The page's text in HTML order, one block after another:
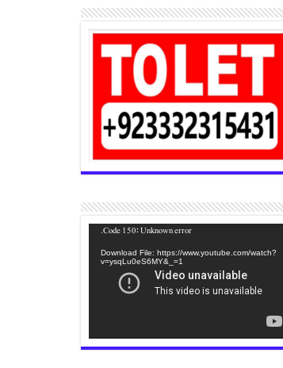
Player
Code 150: Unknown error.
Download File: https://www.youtube.com/watch?
v=ysqLu0eS6MY&_=1